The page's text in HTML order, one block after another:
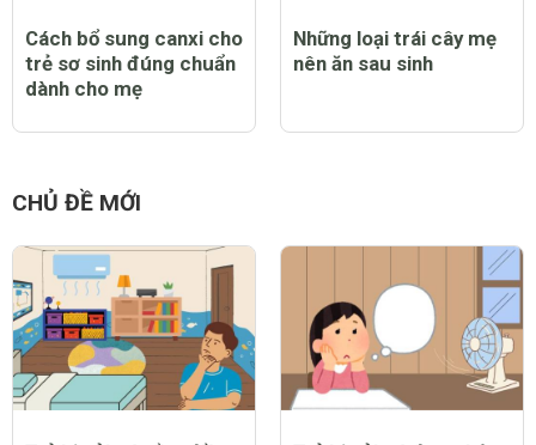
Cách bổ sung canxi cho
trẻ sơ sinh đúng chuẩn
dành cho mẹ
Những loại trái cây mẹ
nên ăn sau sinh
CHỦ ĐỀ MỚI